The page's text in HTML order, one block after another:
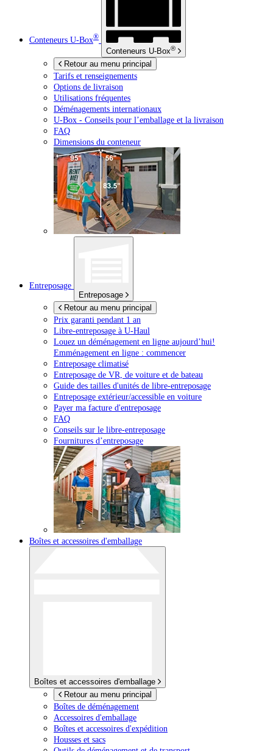
Conteneurs U-Box®
Conteneurs U-Box®
Retour au menu principal
Tarifs et renseignements
Options de livraison
Utilisations fréquentes
Déménagements internationaux
U-Box - Conseils pour l’emballage et la livraison
FAQ
Dimensions du conteneur
Entreposage
Entreposage
Retour au menu principal
Prix garanti pendant 1 an
Libre-entreposage à U-Haul
Louez un déménagement en ligne aujourd’hui!
Emménagement en ligne : commencer
Entreposage climatisé
Entreposage de VR, de voiture et de bateau
Guide des tailles d'unités de libre-entreposage
Entreposage extérieur/accessible en voiture
Payer ma facture d'entreposage
FAQ
Conseils sur le libre-entreposage
Fournitures d’entreposage
Boîtes et accessoires d'emballage
Boîtes et accessoires d'emballage
Retour au menu principal
Boîtes de déménagement
Accessoires d'emballage
Boîtes et accessoires d'expédition
Housses et sacs